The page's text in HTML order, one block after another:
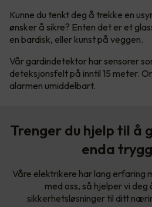
Kunne du tenkt deg å trekke en
ønsker å sikre? Enten det er et
en bardisk, eller kunst på veggen.
Vår gardindetektor har sensorer
deteksjonsfelt på inntil 15 meter.
alarmen umiddelbart.
Trenger du hjelp til å
enda
Våre elektrikere har lang erfaring
med oss, så hjelper vi
sikkerhetsløsninger til ditt